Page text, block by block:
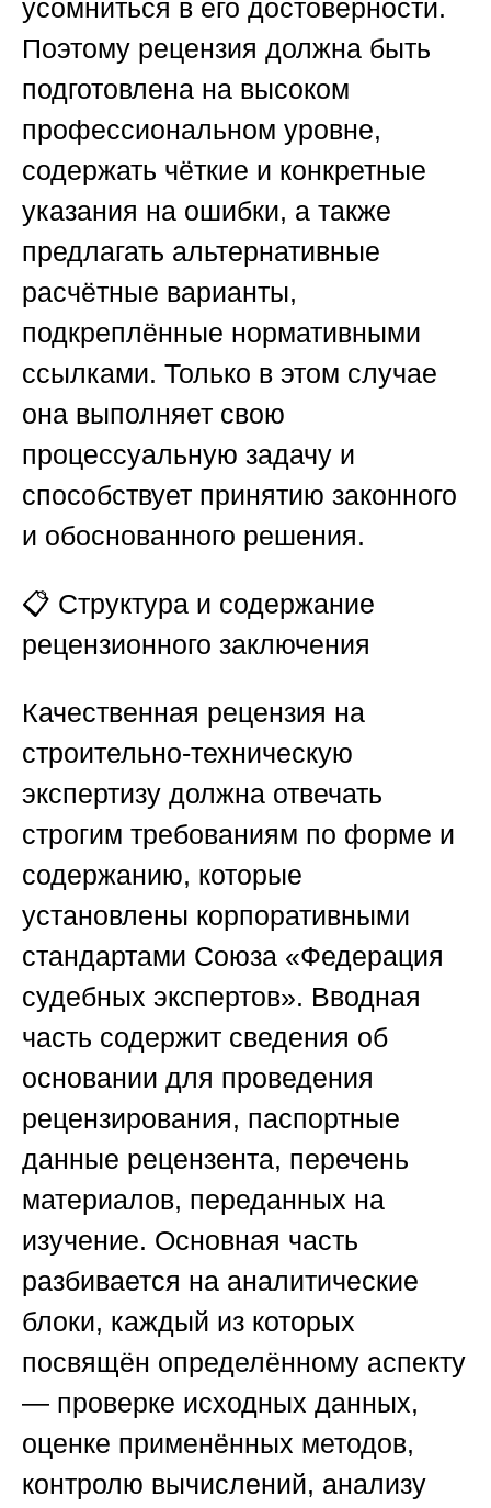
усомниться в его достоверности.
Поэтому рецензия должна быть
подготовлена на высоком
профессиональном уровне,
содержать чёткие и конкретные
указания на ошибки, а также
предлагать альтернативные
расчётные варианты,
подкреплённые нормативными
ссылками. Только в этом случае
она выполняет свою
процессуальную задачу и
способствует принятию законного
и обоснованного решения.
📋 Структура и содержание
рецензионного заключения
Качественная рецензия на
строительно-техническую
экспертизу должна отвечать
строгим требованиям по форме и
содержанию, которые
установлены корпоративными
стандартами Союза «Федерация
судебных экспертов». Вводная
часть содержит сведения об
основании для проведения
рецензирования, паспортные
данные рецензента, перечень
материалов, переданных на
изучение. Основная часть
разбивается на аналитические
блоки, каждый из которых
посвящён определённому аспекту
— проверке исходных данных,
оценке применённых методов,
контролю вычислений, анализу